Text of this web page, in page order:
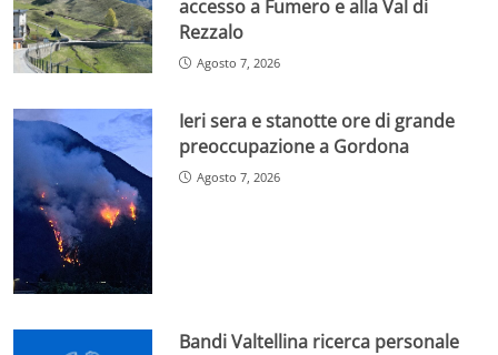
accesso a Fumero e alla Val di
Rezzalo
Agosto 7, 2026
Ieri sera e stanotte ore di grande
preoccupazione a Gordona
Agosto 7, 2026
Bandi Valtellina ricerca personale